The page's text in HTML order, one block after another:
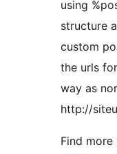
using
structure
custom
the urls
way as
http://
Find